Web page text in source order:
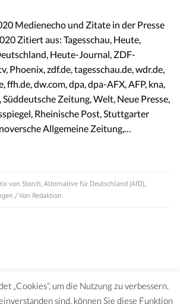
Medienecho und Zitate in der Presse
Zitiert aus: Tagesschau, Heute,
Heute-Journal, ZDF-
Phoenix, zdf.de, tagesschau.de, wdr.de,
ffh.de, dw.com, dpa, dpa-AFX, AFP, kna,
Süddeutsche Zeitung, Welt, Neue Presse,
Rheinische Post, Stuttgarter
Allgemeine Zeitung,…
von Storch, Alternative für Deutschland (AfD),
/ Von Redaktion
„Cookies“, um die Nutzung zu verbessern.
sind, können Sie diese Funktion